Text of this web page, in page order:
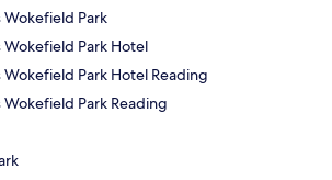
Wokefield Park
Wokefield Park Hotel
Wokefield Park Hotel Reading
Wokefield Park Reading